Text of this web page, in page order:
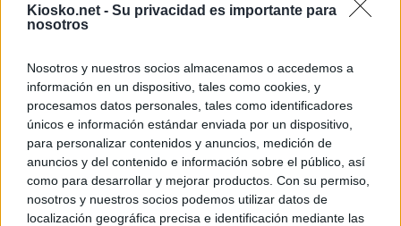
Kiosko.net - Su privacidad es importante para
nosotros
Nosotros y nuestros socios almacenamos o accedemos a
información en un dispositivo, tales como cookies, y
procesamos datos personales, tales como identificadores
únicos e información estándar enviada por un dispositivo,
para personalizar contenidos y anuncios, medición de
anuncios y del contenido e información sobre el público, así
como para desarrollar y mejorar productos. Con su permiso,
nosotros y nuestros socios podemos utilizar datos de
localización geográfica precisa e identificación mediante las